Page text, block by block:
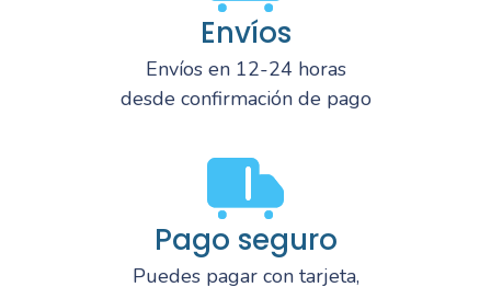
Envíos
Envíos en 12-24 horas
desde confirmación de pago
Pago seguro
Puedes pagar con tarjeta,